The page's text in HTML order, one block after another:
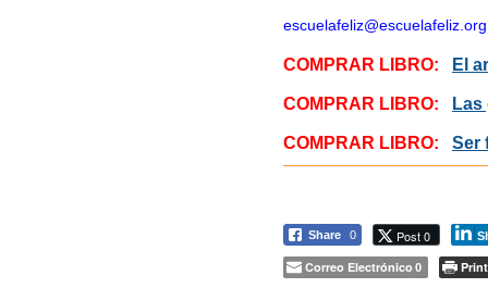
escuelafeliz@escuelafeliz.org
COMPRAR LIBRO: El
COMPRAR LIBRO: Las
COMPRAR LIBRO: Ser
Share 0 Post 0
Correo Electrónico 0 Print